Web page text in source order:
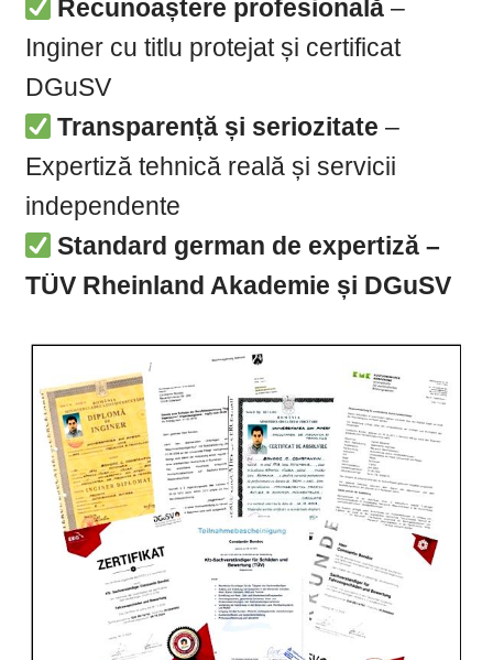
Recunoaștere profesională –
Inginer cu titlu protejat și certificat
DGuSV
Transparență și seriozitate –
Expertiză tehnică reală și servicii
independente
Standard german de expertiză –
TÜV Rheinland Akademie și DGuSV